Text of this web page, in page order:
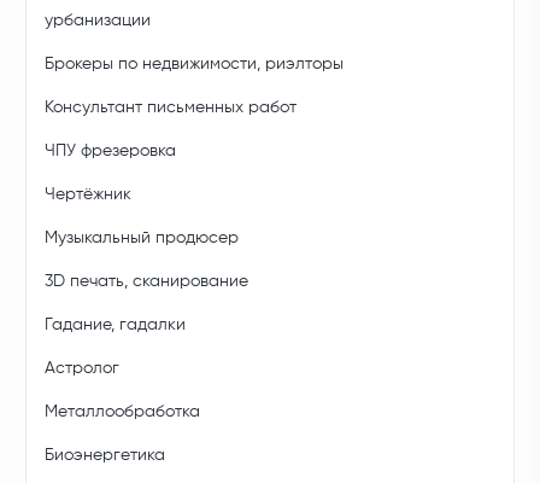
урбанизации
Брокеры по недвижимости, риэлторы
Консультант письменных работ
ЧПУ фрезеровка
Чертёжник
Музыкальный продюсер
3D печать, сканирование
Гадание, гадалки
Астролог
Металлообработка
Биоэнергетика